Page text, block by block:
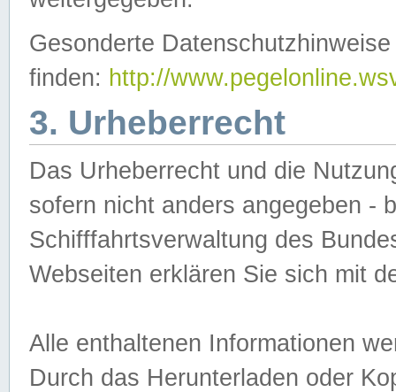
Gesonderte
finden: http://
3. Urheberrecht
Das Urheberrecht und die
sofern nicht anders angegeben -
Schifffahrtsverwaltung des
Webseiten erklären Sie sich mit
Alle enthaltenen Informationen
Durch das Herunterladen oder